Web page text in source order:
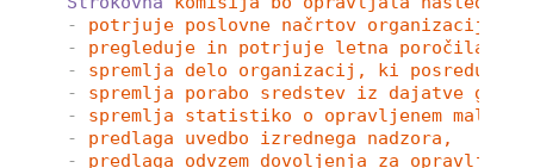
-
potrjuje poslovne načrtov organizacij, ki
-
pregleduje in potrjuje letna poročila
-
spremlja delo organizacij, ki
-
spremlja porabo sredstev iz dajatve glede
-
spremlja statistiko o opravljenem malem
-
predlaga uvedbo izrednega nadzora,
-
predlaga odvzem dovoljenja za